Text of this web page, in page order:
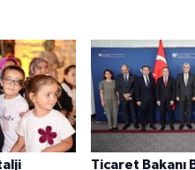
Ticaret Bakanı